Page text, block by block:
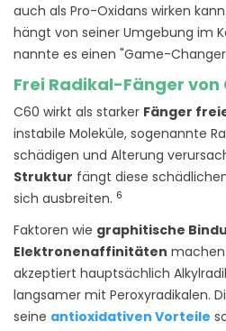
auch als Pro-Oxidans wirken
hängt von seiner Umgebung im
nannte es einen "Game-
Frei Radikal-Fänger von
C60 wirkt als starker Fänger
instabile Moleküle, sogenannte
schädigen und Alterung
Struktur fängt diese
sich ausbreiten. 6
Faktoren wie graphitische
Elektronenaffinitäten machen
akzeptiert hauptsächlich
langsamer mit Peroxyradikalen.
seine antioxidativen Vorteile